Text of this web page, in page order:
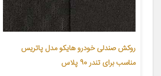
روکش صندلی خودرو هایکو مدل پاتریس
مناسب برای تندر 90 پلاس